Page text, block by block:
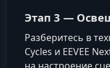
Этап 3 —
Разберитесь в
Cycles и EEVEE